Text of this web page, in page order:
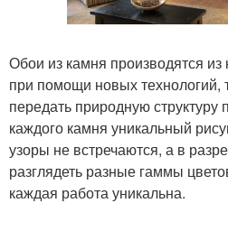
Обои из камня производятся из
при помощи новых технологий,
передать природную структуру
каждого камня уникальный
узоры не встречаются, а в
разглядеть разные гаммы
каждая работа уникальна.